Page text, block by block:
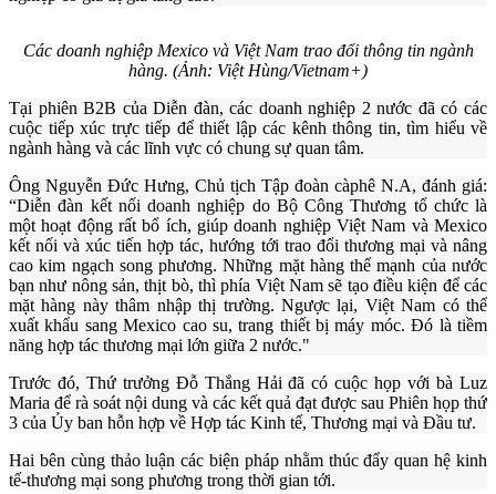
Các doanh nghiệp Mexico và Việt Nam trao đổi thông tin ngành
hàng. (Ảnh: Việt Hùng/Vietnam+)
Tại phiên B2B của Diễn đàn, các doanh nghiệp 2 nước đã có các
cuộc tiếp xúc trực tiếp để thiết lập các kênh thông tin, tìm hiểu về
ngành hàng và các lĩnh vực có chung sự quan tâm.
Ông Nguyễn Đức Hưng, Chủ tịch Tập đoàn càphê N.A, đánh giá:
“Diễn đàn kết nối doanh nghiệp do Bộ Công Thương tổ chức là
một hoạt động rất bổ ích, giúp doanh nghiệp Việt Nam và Mexico
kết nối và xúc tiến hợp tác, hướng tới trao đổi thương mại và nâng
cao kim ngạch song phương. Những mặt hàng thế mạnh của nước
bạn như nông sản, thịt bò, thì phía Việt Nam sẽ tạo điều kiện để các
mặt hàng này thâm nhập thị trường. Ngược lại, Việt Nam có thể
xuất khẩu sang Mexico cao su, trang thiết bị máy móc. Đó là tiềm
năng hợp tác thương mại lớn giữa 2 nước."
Trước đó, Thứ trưởng Đỗ Thắng Hải đã có cuộc họp với bà Luz
Maria để rà soát nội dung và các kết quả đạt được sau Phiên họp thứ
3 của Ủy ban hỗn hợp về Hợp tác Kinh tế, Thương mại và Đầu tư.
Hai bên cùng thảo luận các biện pháp nhằm thúc đẩy quan hệ kinh
tế-thương mại song phương trong thời gian tới.